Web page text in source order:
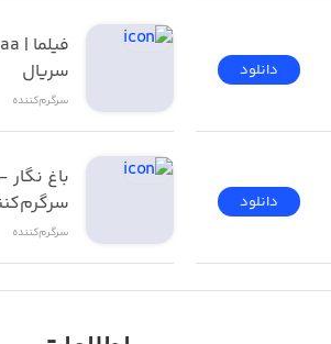
فیسبوک یا اینستاگرام بارگذاری کنید
دانلود
دانلود
سریال
سرگرم‌کننده
سرگرم‌کننده
سرگرم‌کننده